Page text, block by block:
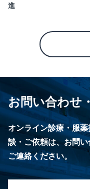
進
お問い合わせ
オンライン診療・服
談・ご依頼は、お問
ご連絡ください。